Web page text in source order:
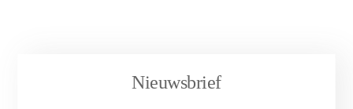
Nieuwsbrief